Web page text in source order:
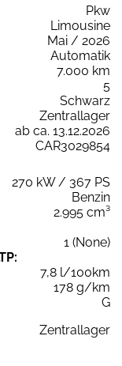
Pkw
Limousine
Mai / 2026
Automatik
7.000 km
5
Schwarz
Zentrallager
ab ca. 13.12.2026
CAR3029854
270 kW / 367 PS
Benzin
2.995 cm³
1 (None)
7,8 l/100km
178 g/km
G
Zentrallager